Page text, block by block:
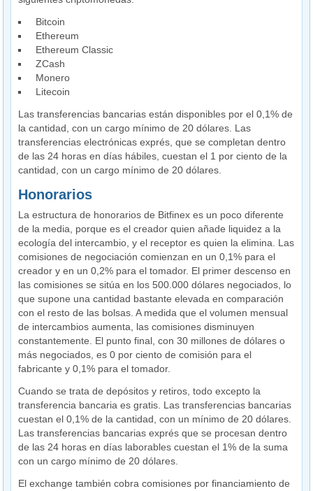
Bitcoin
Ethereum
Ethereum Classic
ZCash
Monero
Litecoin
Las transferencias bancarias están disponibles por el 0,1% de
la cantidad, con un cargo mínimo de 20 dólares. Las
transferencias electrónicas exprés, que se completan dentro
de las 24 horas en días hábiles, cuestan el 1 por ciento de la
cantidad, con un cargo mínimo de 20 dólares.
Honorarios
La estructura de honorarios de Bitfinex es un poco diferente
de la media, porque es el creador quien añade liquidez a la
ecología del intercambio, y el receptor es quien la elimina. Las
comisiones de negociación comienzan en un 0,1% para el
creador y en un 0,2% para el tomador. El primer descenso en
las comisiones se sitúa en los 500.000 dólares negociados, lo
que supone una cantidad bastante elevada en comparación
con el resto de las bolsas. A medida que el volumen mensual
de intercambios aumenta, las comisiones disminuyen
constantemente. El punto final, con 30 millones de dólares o
más negociados, es 0 por ciento de comisión para el
fabricante y 0,1% para el tomador.
Cuando se trata de depósitos y retiros, todo excepto la
transferencia bancaria es gratis. Las transferencias bancarias
cuestan el 0,1% de la cantidad, con un mínimo de 20 dólares.
Las transferencias bancarias exprés que se procesan dentro
de las 24 horas en días laborables cuestan el 1% de la suma
con un cargo mínimo de 20 dólares.
El exchange también cobra comisiones por financiamiento de